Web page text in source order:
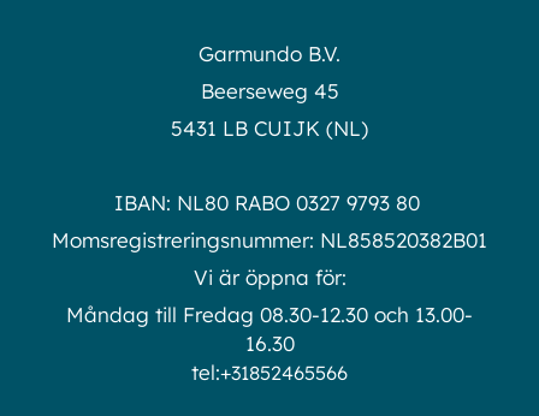
Newsletter:
Garmundo B.V.
Beerseweg 45
5431 LB CUIJK (NL)
IBAN: NL80 RABO 0327 9793 80
Momsregistreringsnummer: NL858520382B01
Vi är öppna för:
Måndag till Fredag 08.30-12.30 och 13.00-
16.30
tel:+31852465566